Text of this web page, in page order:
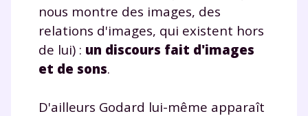
nous montre des images, des
relations d'images, qui existent hors
de lui) : un discours fait d'images
et de sons.
D'ailleurs Godard lui-même apparaît
vidéo